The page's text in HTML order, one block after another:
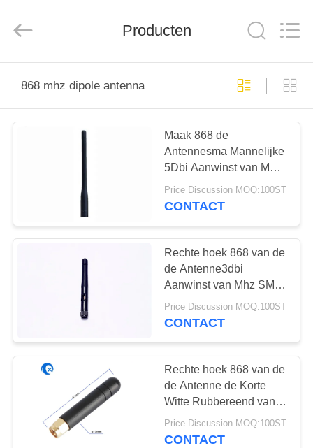
PRODUCTEN
ONGEVEER
FABRIEKSREIS
KWALITEITSCONTROLE
CONTACTEER
ONS
GEVALLEN
Co.,
Reserved.
Producten
868 mhz dipole antenna
Maak 868 de
Antennesma Mannelijke
5Dbi Aanwinst van Mhz
SMA met Binnen
Rubberlichaamsschakelaar
Price Discussion MOQ:100ST
CONTACT
Rechte hoek 868 van de
de Antenne3dbi
Aanwinst van Mhz SMA
Antenne van Omni de
Rubber Draadloze
Price Discussion MOQ:100ST
CONTACT
Rechte hoek 868 van de
de Antenne de Korte
Witte Rubbereend van
Mhz SMA
Mannelijke/Vrouwelijke
Price Discussion MOQ:100ST
CONTACT